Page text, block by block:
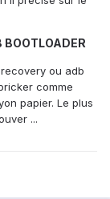
BOOTLOADER
ou adb
comme
papier. Le plus
...